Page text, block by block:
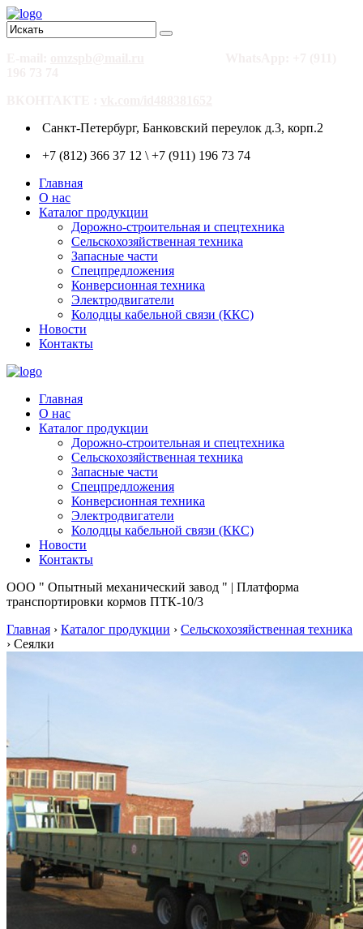
Санкт-Петербург, Банковский переулок д.3, корп.2
+7 (812) 366 37 12 \ +7 (911) 196 73 74
Главная
О нас
Каталог продукции
Дорожно-строительная и спецтехника
Сельскохозяйственная техника
Запасные части
Спецпредложения
Конверсионная техника
Электродвигатели
Колодцы кабельной связи (ККС)
Новости
Контакты
Главная
О нас
Каталог продукции
Дорожно-строительная и спецтехника
Сельскохозяйственная техника
Запасные части
Спецпредложения
Конверсионная техника
Электродвигатели
Колодцы кабельной связи (ККС)
Новости
Контакты
ООО " Опытный механический завод " | Платформа
транспортировки кормов ПТК-10/3
Главная › Каталог продукции › Сельскохозяйственная техника
› Сеялки